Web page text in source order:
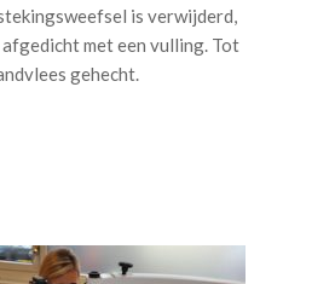
is verwijderd,
met een vulling. Tot
gehecht.